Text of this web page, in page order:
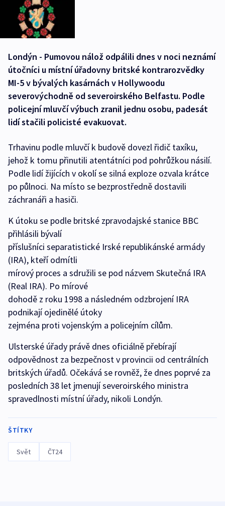
Londýn - Pumovou nálož odpálili dnes v noci neznámí
útočníci u místní úřadovny britské kontrarozvědky
MI-5 v bývalých kasárnách v Hollywoodu
severovýchodně od severoirského Belfastu. Podle
policejní mluvčí výbuch zranil jednu osobu, padesát
lidí stačili policisté evakuovat.
Trhavinu podle mluvčí k budově dovezl řidič taxíku,
jehož k tomu přinutili atentátníci pod pohrůžkou násilí.
Podle lidí žijících v okolí se silná exploze ozvala krátce
po půlnoci. Na místo se bezprostředně dostavili
záchranáři a hasiči.
K útoku se podle britské zpravodajské stanice BBC
přihlásili bývalí
příslušníci separatistické Irské republikánské armády
(IRA), kteří odmítli
mírový proces a sdružili se pod názvem Skutečná IRA
(Real IRA). Po mírové
dohodě z roku 1998 a následném odzbrojení IRA
podnikají ojedinělé útoky
zejména proti vojenským a policejním cílům.
Ulsterské úřady právě dnes oficiálně přebírají
odpovědnost za bezpečnost v provincii od centrálních
britských úřadů. Očekává se rovněž, že dnes poprvé za
posledních 38 let jmenují severoirského ministra
spravedlnosti místní úřady, nikoli Londýn.
ŠTÍTKY
Svět ČT24